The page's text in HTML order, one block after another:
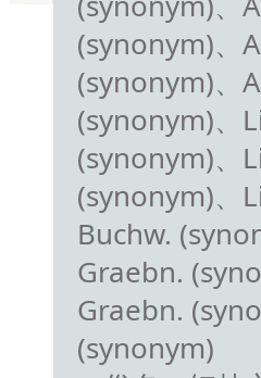
(synonym)、
(synonym)、
(synonym)、
(synonym)、
(synonym)、
Buchw.
Graebn.
Graebn.
(synonym)